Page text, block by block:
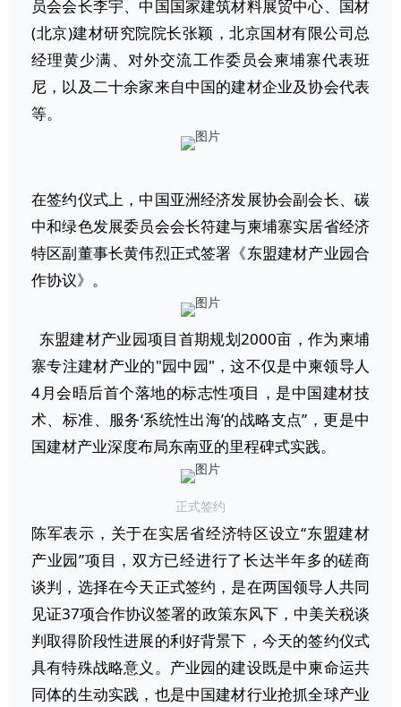
员会会长李宇、中国国家建筑材料展贸中心、国材
(北京)建材研究院院长张颖，北京国材有限公司总
经理黄少满、对外交流工作委员会柬埔寨代表班
尼，以及二十余家来自中国的建材企业及协会代表
等。
在签约仪式上，中国亚洲经济发展协会副会长、碳
中和绿色发展委员会会长符建与柬埔寨实居省经济
特区副董事长黄伟烈正式签署《东盟建材产业园合
作协议》。
东盟建材产业园项目首期规划2000亩，作为柬埔
寨专注建材产业的"园中园"，这不仅是中柬领导人
4月会晤后首个落地的标志性项目，是中国建材技
术、标准、服务‘系统性出海’的战略支点”，更是中
国建材产业深度布局东南亚的里程碑式实践。
正式签约
陈军表示，关于在实居省经济特区设立“东盟建材
产业园”项目，双方已经进行了长达半年多的磋商
谈判，选择在今天正式签约，是在两国领导人共同
见证37项合作协议签署的政策东风下，中美关税谈
判取得阶段性进展的利好背景下，今天的签约仪式
具有特殊战略意义。产业园的建设既是中柬命运共
同体的生动实践，也是中国建材行业抢抓全球产业